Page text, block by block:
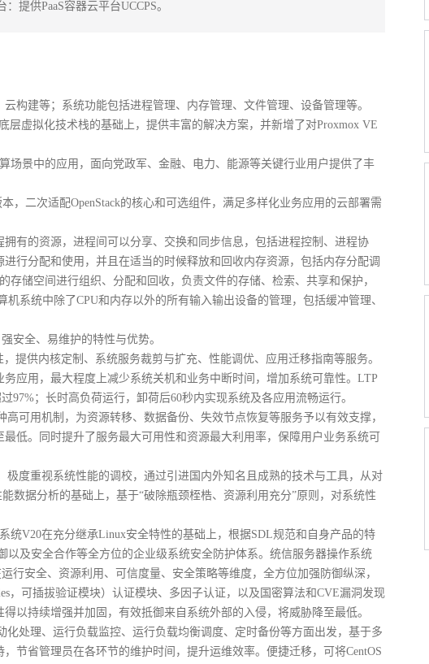
构建等；系统功能包括进程管理、内存管理、文件管理、设备管理等。
层虚拟化技术栈的基础上，提供丰富的解决方案，并新增了对Proxmox VE
场景中的应用，面向党政军、金融、电力、能源等关键行业用户提供了丰
，二次适配OpenStack的核心和可选组件，满足多样化业务应用的云部署需
有的资源，进程间可以分享、交换和同步信息，包括进程控制、进程协
行分配和使用，并且在适当的时候释放和回收内存资源，包括内存分配调
储空间进行组织、分配和回收，负责文件的存储、检索、共享和保护，
系统中除了CPU和内存以外的所有输入输出设备的管理，包括缓冲管理、
安全、易维护的特性与优势。
提供内核定制、系统服务裁剪与扩充、性能调优、应用迁移指南等服务。
应用，最大程度上减少系统关机和业务中断时间，增加系统可靠性。LTP
97%；长时高负荷运行，卸荷后60秒内实现系统及各应用流畅运行。
可用机制，为资源转移、数据备份、失效节点恢复等服务予以有效支撑，
低。同时提升了服务最大可用性和资源最大利用率，保障用户业务系统可
极度重视系统性能的调校，通过引进国内外知名且成熟的技术与工具，从对
数据分析的基础上，基于“破除瓶颈桎梏、资源利用充分”原则，对系统性
统V20在充分继承Linux安全特性的基础上，根据SDL规范和自身产品的特
及安全合作等全方位的企业级系统安全防护体系。统信服务器操作系统
安全、资源利用、可信度量、安全策略等维度，全方位加强防御纵深，
，可插拔验证模块）认证模块、多因子认证，以及国密算法和CVE漏洞发现
以持续增强并加固，有效抵御来自系统外部的入侵，将威胁降至最低。
处理、运行负载监控、运行负载均衡调度、定时备份等方面出发，基于多
节省管理员在各环节的维护时间，提升运维效率。便捷迁移，可将CentOS